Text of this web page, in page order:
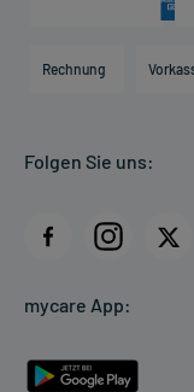
Direktabrechnung PKV
AGB
Datenschutz
Rückgabe/Widerruf
Rechnung
Folgen Sie uns:
mycare App: